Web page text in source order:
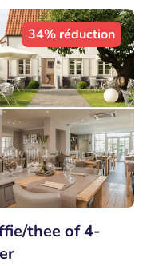
34% réduction
thee of 4-